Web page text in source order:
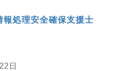
処理安全確保支援士
日